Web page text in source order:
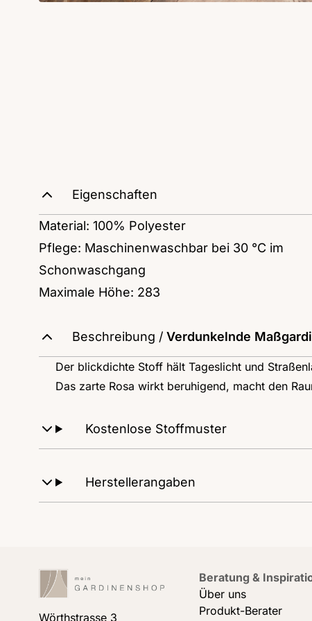
Eigenschaften
Material: 100% Polyester
Pflege: Maschinenwaschbar bei 30 °C im
Schonwaschgang
Maximale Höhe: 283
Beschreibung / Verdunkelnde
Der blickdichte Stoff hält Tageslicht und
Das zarte Rosa wirkt beruhigend, macht den
Kostenlose Stoffmuster
Herstellerangaben
Wörthstrasse 3
Beratung &
Über uns
Produkt-Berater